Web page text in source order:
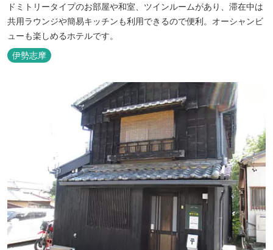
ドミトリータイプのお部屋や和室、ツインルームがあり、滞在中は
共用ラウンジや簡易キッチンも利用できるので便利。オーシャンビ
ューも楽しめるホテルです。
伊勢志摩